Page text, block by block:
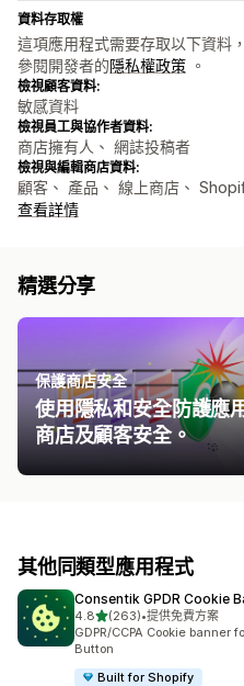
資料存取權
這項應用程式需要存取以下資料
參閱開發者的隱私權政策 。
檢視顧客資料:
敏感資料
檢視員工與協作者資料:
商店擁有人、 網誌投稿者
檢視與編輯商店資料:
顧客、 產品、 線上商店、
查看詳情
精選分享
保護商店安全
使用隱私和安全防護應
商店及顧客安全。
其他同類型應用程式
Consentik GPDR Cookie
4.8滿分 5 顆星
(263)
共有 263 則評價
•提供免費方案
GDPR/CCPA Cookie banner
Button
Built for Shopify